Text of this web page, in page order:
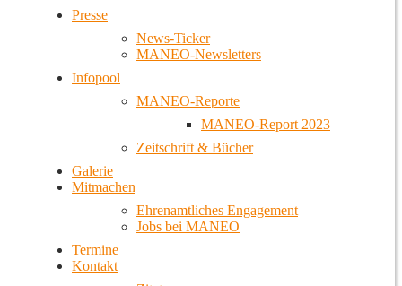
Presse
News-Ticker
MANEO-Newsletters
Infopool
MANEO-Reporte
MANEO-Report 2023
Zeitschrift & Bücher
Galerie
Mitmachen
Ehrenamtliches Engagement
Jobs bei MANEO
Termine
Kontakt